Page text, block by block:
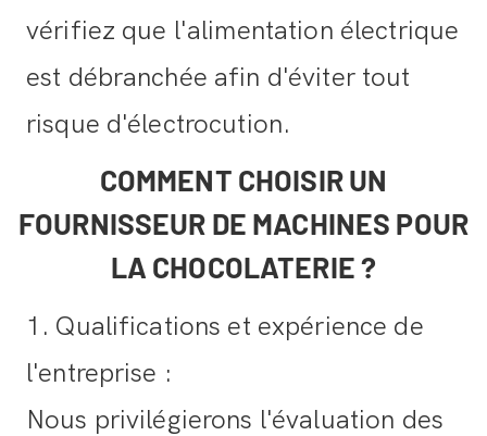
vérifiez que l'alimentation électrique
est débranchée afin d'éviter tout
risque d'électrocution.
COMMENT CHOISIR UN
FOURNISSEUR DE MACHINES POUR
LA CHOCOLATERIE ?
1. Qualifications et expérience de
l'entreprise :
Nous privilégierons l'évaluation des